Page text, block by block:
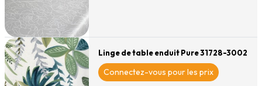
Linge de table enduit Pure 31728-3002
Connectez-vous pour les prix